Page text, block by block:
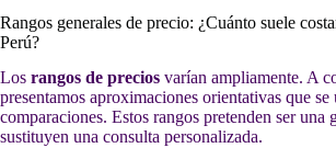
Rangos generales de precio: ¿Cuánto suele
Perú?
Los rangos de precios varían ampliamente. A
presentamos aproximaciones orientativas que se
comparaciones. Estos rangos pretenden ser
sustituyen una consulta personalizada.